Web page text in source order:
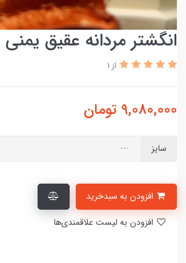
انگشتر مردانه عقیق یمنی کد
از 1
9,080,000 تومان
سایز